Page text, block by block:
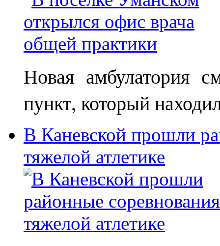
Новая амбулатория
пункт, который
В Каневской прошли
тяжелой атлетике